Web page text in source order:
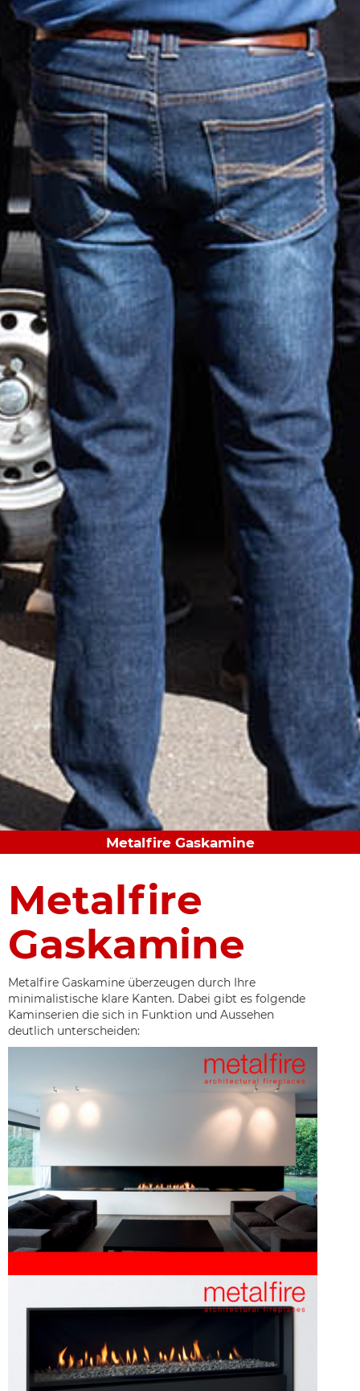
Metalfire Gaskamine
Metalfire
Gaskamine
Metalfire Gaskamine überzeugen durch Ihre
minimalistische klare Kanten. Dabei gibt es folgende
Kaminserien die sich in Funktion und Aussehen
deutlich unterscheiden: